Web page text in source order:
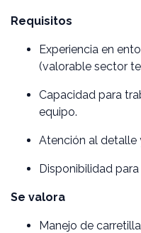
Requisitos
Experiencia en
(valorable sector
Capacidad para
equipo.
Atención al detalle
Disponibilidad para
Se valora
Manejo de